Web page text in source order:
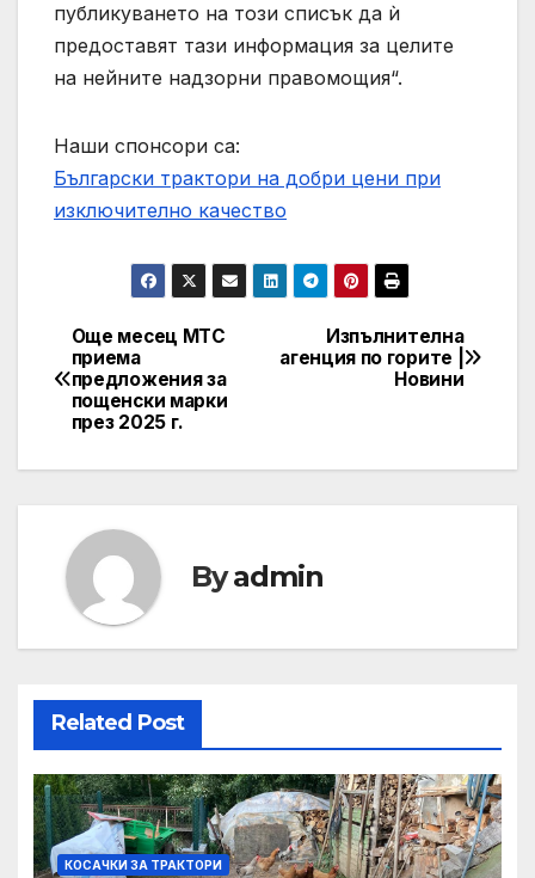
публикуването на този списък да ѝ
предоставят тази информация за целите
на нейните надзорни правомощия“.
Наши спонсори са:
Български трактори на добри цени при
изключително качество
Post
navigation
Изпълнителна
агенция по горите |
Новини
Още месец МТС
приема
предложения за
пощенски марки
през 2025 г.
Byadmin
Related Post
КОСАЧКИ ЗА ТРАКТОРИ